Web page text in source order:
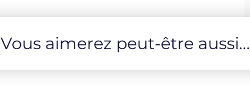
Vous aimerez peut-être aussi...